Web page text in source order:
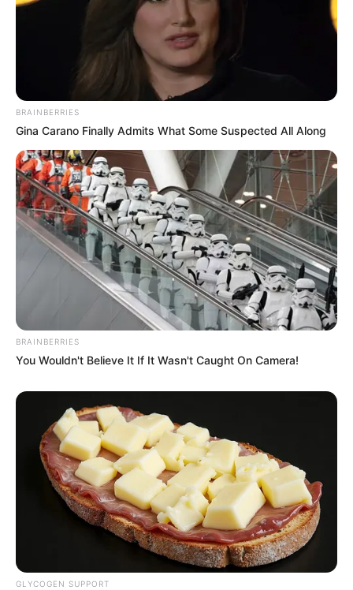
BRAINBERRIES
Gina Carano Finally Admits What Some Suspected All Along
BRAINBERRIES
You Wouldn't Believe It If It Wasn't Caught On Camera!
GLYCOGEN SUPPORT